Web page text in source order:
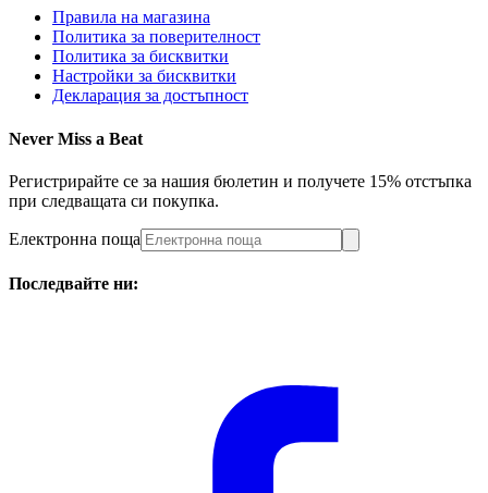
Правила на магазина
Политика за поверителност
Политика за бисквитки
Настройки за бисквитки
Декларация за достъпност
Never Miss a Beat
Регистрирайте се за нашия бюлетин и получете 15% отстъпка
при следващата си покупка.
Електронна поща
Последвайте ни: